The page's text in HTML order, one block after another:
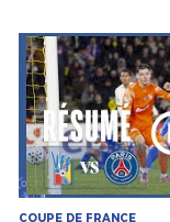
COUPE DE FRANCE